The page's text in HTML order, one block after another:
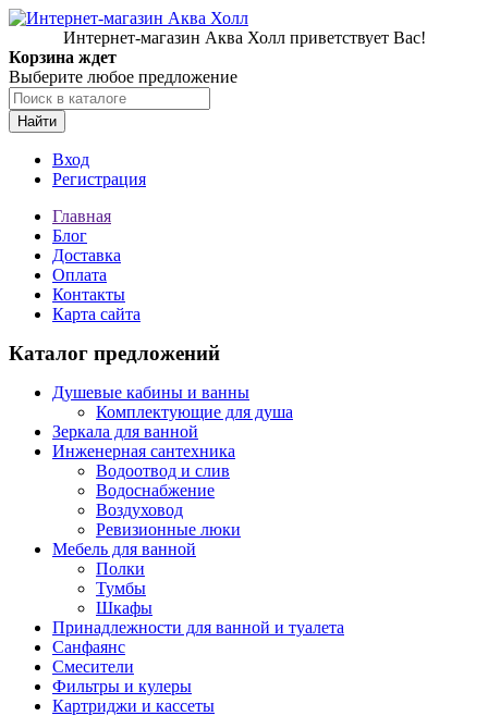
Интернет-магазин Аква Холл приветствует Вас!
Корзина ждет
Выберите любое предложение
Найти
Вход
Регистрация
Главная
Блог
Доставка
Оплата
Контакты
Карта сайта
Каталог предложений
Душевые кабины и ванны
Комплектующие для душа
Зеркала для ванной
Инженерная сантехника
Водоотвод и слив
Водоснабжение
Воздуховод
Ревизионные люки
Мебель для ванной
Полки
Тумбы
Шкафы
Принадлежности для ванной и туалета
Санфаянс
Смесители
Фильтры и кулеры
Картриджи и кассеты